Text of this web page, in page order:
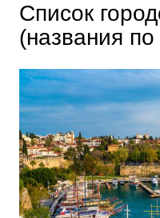
Список
(названия